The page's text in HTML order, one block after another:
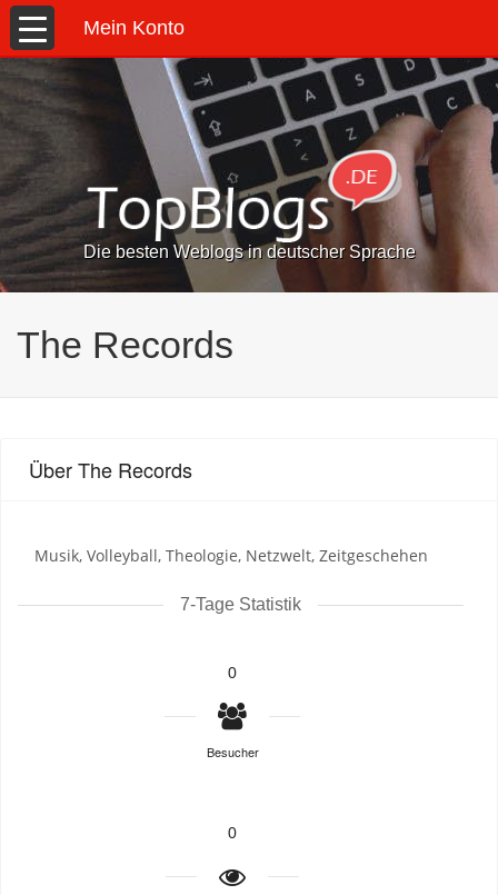
Mein Konto
Die besten Weblogs in deutscher Sprache
The Records
Über The Records
Musik, Volleyball, Theologie, Netzwelt, Zeitgeschehen
7-Tage Statistik
0
Besucher
0